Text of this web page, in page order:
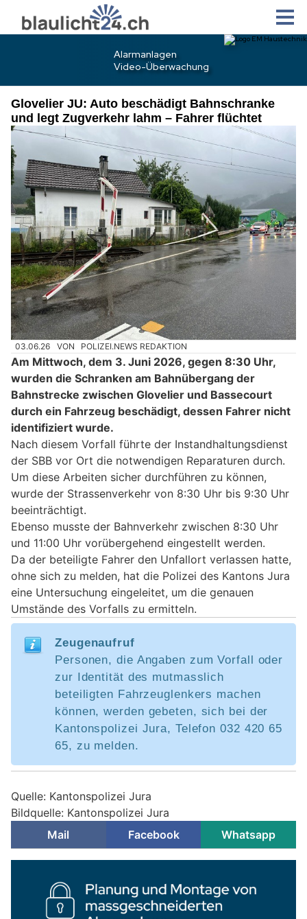
Glovelier JU: Auto beschädigt Bahnschranke
und legt Zugverkehr lahm – Fahrer flüchtet
03.06.26 VON POLIZEI.NEWS REDAKTION
Am Mittwoch, dem 3. Juni 2026, gegen 8:30 Uhr,
wurden die Schranken am Bahnübergang der
Bahnstrecke zwischen Glovelier und Bassecourt
durch ein Fahrzeug beschädigt, dessen Fahrer nicht
identifiziert wurde.
Nach diesem Vorfall führte der Instandhaltungsdienst
der SBB vor Ort die notwendigen Reparaturen durch.
Um diese Arbeiten sicher durchführen zu können,
wurde der Strassenverkehr von 8:30 Uhr bis 9:30 Uhr
beeinträchtigt.
Ebenso musste der Bahnverkehr zwischen 8:30 Uhr
und 11:00 Uhr vorübergehend eingestellt werden.
Da der beteiligte Fahrer den Unfallort verlassen hatte,
ohne sich zu melden, hat die Polizei des Kantons Jura
eine Untersuchung eingeleitet, um die genauen
Umstände des Vorfalls zu ermitteln.
Zeugenaufruf
Personen, die Angaben zum Vorfall oder
zur Identität des mutmasslich
beteiligten Fahrzeuglenkers machen
können, werden gebeten, sich bei der
Kantonspolizei Jura, Telefon 032 420 65
65, zu melden.
Quelle: Kantonspolizei Jura
Bildquelle: Kantonspolizei Jura
Mail
Facebook Whatsapp